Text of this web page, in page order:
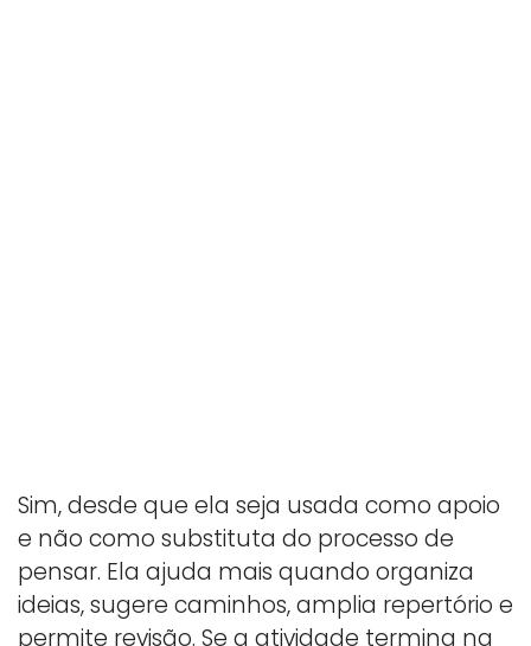
Sim, desde que ela seja usada como apoio
e não como substituta do processo de
pensar. Ela ajuda mais quando organiza
ideias, sugere caminhos, amplia repertório e
permite revisão. Se a atividade termina na